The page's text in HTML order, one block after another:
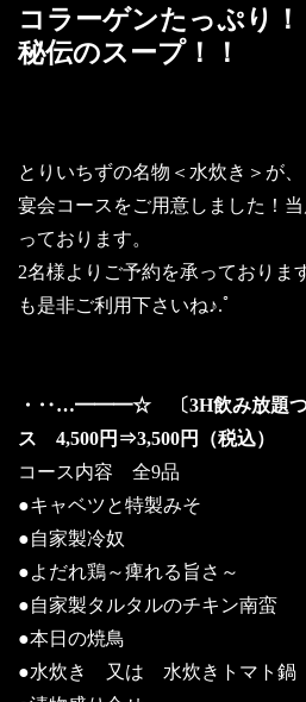
コラーゲンたっぷり
秘伝のスープ！！
とりいちずの名物＜水炊き＞が
宴会コースをご用意しました！
っております。
2名様よりご予約を承っておりま
も是非ご利用下さいね♪.ﾟ
・‥…━━━☆ 〔3H飲み放題つ
ス 4,500円⇒3,500円（税込）
コース内容 全9品
●キャベツと特製みそ
●自家製冷奴
●よだれ鶏～痺れる旨さ～
●自家製タルタルのチキン南蛮
●本日の焼鳥
●水炊き 又は 水炊きトマト